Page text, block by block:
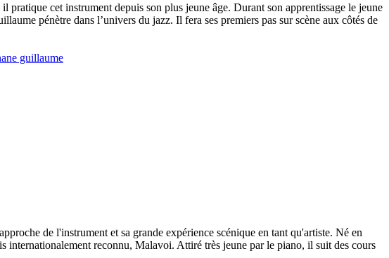
cet instrument depuis son plus jeune âge. Durant son apprentissage le jeune
pénètre dans l’univers du jazz. Il fera ses premiers pas sur scène aux côtés de
guillaume
de l'instrument et sa grande expérience scénique en tant qu'artiste. Né en
reconnu, Malavoi. Attiré très jeune par le piano, il suit des cours